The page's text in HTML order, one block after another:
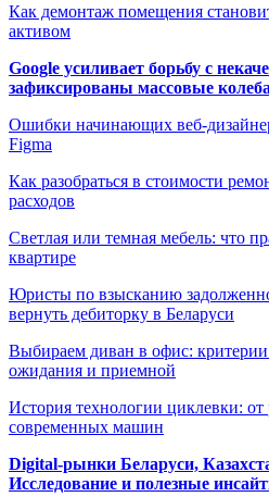
Как демонтаж помещения
активом
Google усиливает борьбу с
зафиксированы массовые
Ошибки начинающих веб-
Figma
Как разобраться в стоимости
расходов
Светлая или темная мебель: что
квартире
Юристы по взысканию
вернуть дебиторку в Беларуси
Выбираем диван в офис:
ожидания и приемной
История технологии циклевки:
современных машин
Digital-рынки Беларуси,
Исследование и полезные